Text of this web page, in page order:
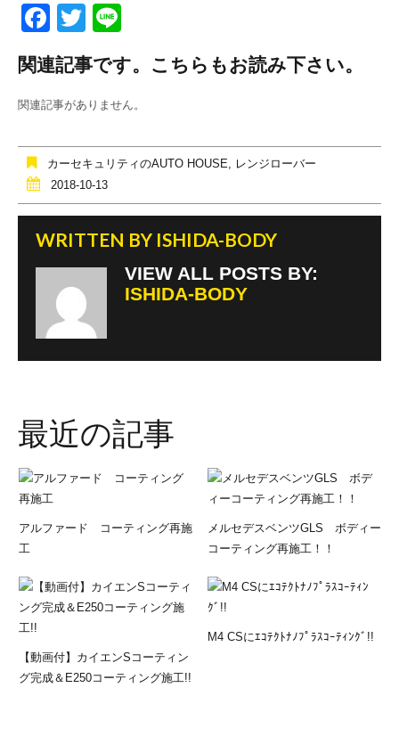
F
a
c
e
o
o
k
T
tt
er
e
関連記事です。こちらもお読み下さい。
関連記事がありません。
カーセキュリティのAUTO HOUSE
レンジローバー
2018-10-13
WRITTEN BY ISHIDA-BODY
VIEW ALL POSTS BY:
ISHIDA-BODY
最近の記事
アルファード コーティング再施
工
メルセデスベンツGLS ボディー
コーティング再施工！！
【動画付】カイエンSコーティン
グ完成＆E250コーティング施工!!
M4 CSにｴｺﾃｸﾄﾅﾉﾌﾟﾗｽｺｰﾃｨﾝｸﾞ!!